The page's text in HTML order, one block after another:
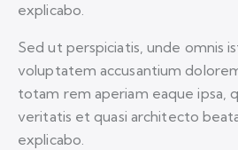
explicabo.
Sed ut perspiciatis, unde omnis
voluptatem accusantium
totam rem aperiam eaque ipsa,
veritatis et quasi architecto
explicabo.